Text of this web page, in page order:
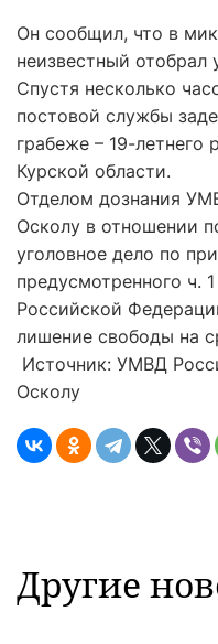
Он сообщил, что в
неизвестный отобрал
Спустя несколько
постовой службы
грабеже – 19-летнего
Курской области.
Отделом дознания
Осколу в отношении
уголовное дело по
предусмотренного ч.
Российской
лишение свободы на
Источник: УМВД
Осколу
Другие